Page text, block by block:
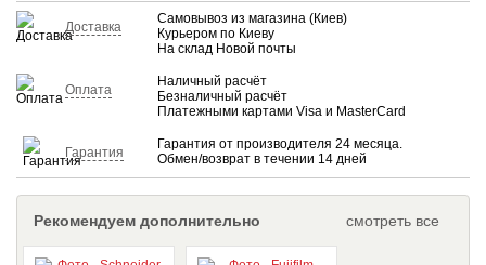
Доставка
Самовывоз из магазина (Киев)
Курьером по Киеву
На склад Новой почты
Оплата
Наличный расчёт
Безналичный расчёт
Платежными картами Visa и MasterCard
Гарантия
Гарантия от производителя 24 месяца.
Обмен/возврат в течении 14 дней
Рекомендуем дополнительно смотреть все